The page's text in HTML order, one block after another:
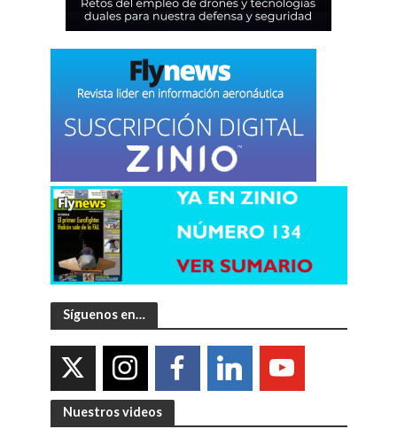
Síguenos en…
Nuestros videos